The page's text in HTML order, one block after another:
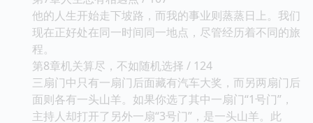
他的人生开始走下坡路，而我的事业则蒸蒸日上。我们
现在正好处在同一时间同一地点，尽管经历着不同的旅
程。
第8章机关算尽，不如随机选择 / 124
三扇门中只有一扇门后面藏有汽车大奖，而另两扇门后
面则各有一头山羊。如果你选了其中一扇门“1号门”，
主持人却打开了另外一扇“3号门”，是一头山羊。此